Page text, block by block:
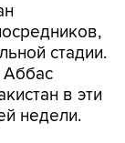
стадии.
в эти
недели.